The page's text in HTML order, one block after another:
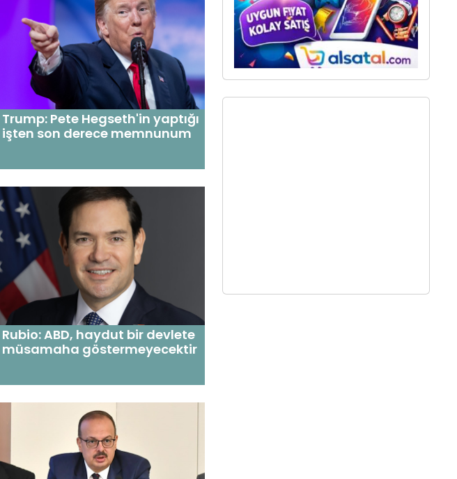
Trump: Pete Hegseth'in yaptığı
işten son derece memnunum
Rubio: ABD, haydut bir devlete
müsamaha göstermeyecektir